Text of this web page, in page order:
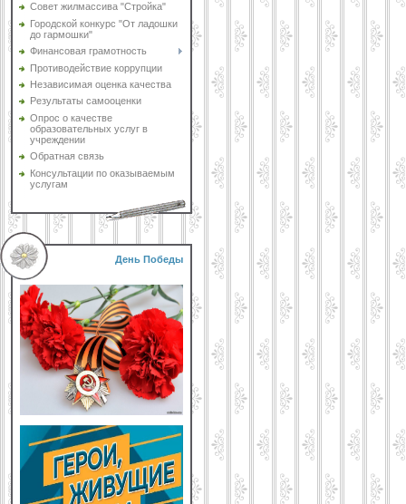
Совет жилмассива "Стройка"
Городской конкурс "От ладошки
до гармошки"
Финансовая грамотность
Противодействие коррупции
Независимая оценка качества
Результаты самооценки
Опрос о качестве
образовательных услуг в
учреждении
Обратная связь
Консультации по оказываемым
услугам
День Победы